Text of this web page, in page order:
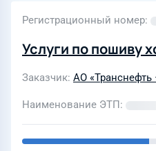
Регистрационный номер
Услуги по пошиву
Заказчик АО «Транснефть
Наименование ЭТП